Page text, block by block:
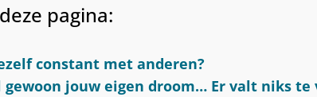
pagina:
constant met anderen?
gewoon jouw eigen droom… Er valt niks